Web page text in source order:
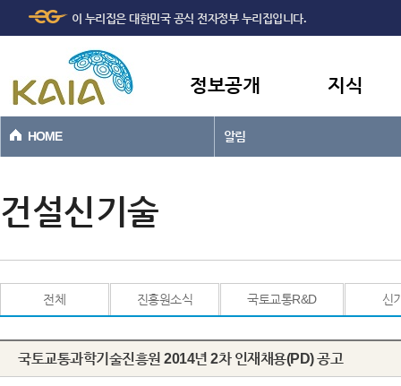
본문바로가기
이 누리집은 대한민국 공식 전자정부 누리집입니다.
정보공개 지식
HOME 알림
건설신기술
전체 진흥원소식 국토교통R&D 신
국토교통과학기술진흥원 2014년 2차 인재채용(PD) 공고